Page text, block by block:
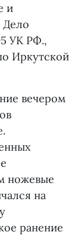
и
Дело
УК РФ.,
Иркутской
вечером
ножевые
на
ранение